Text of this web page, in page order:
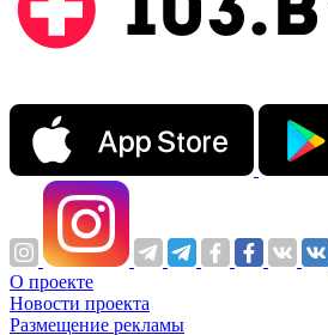
О проекте
Новости проекта
Размещение рекламы